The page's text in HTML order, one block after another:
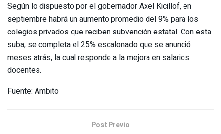
Según lo dispuesto por el gobernador Axel Kicillof, en
septiembre habrá un aumento promedio del 9% para los
colegios privados que reciben subvención estatal. Con esta
suba, se completa el 25% escalonado que se anunció
meses atrás, la cual responde a la mejora en salarios
docentes.
Fuente: Ambito
Post Previo